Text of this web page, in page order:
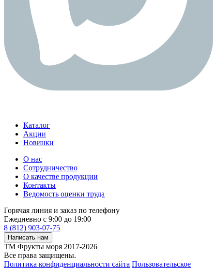
Каталог
Акции
Новинки
О нас
Сотрудничество
О качестве продукции
Контакты
Ведомость оценки труда
Горячая линия и заказ по телефону
Ежедневно с 9:00 до 19:00
8 (812) 903-07-75
Написать нам
ТМ Фрукты моря 2017-2026
Все права защищены.
Политика конфиденциальности сайта Пользовательское